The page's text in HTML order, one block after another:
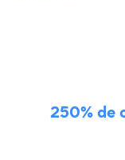
250% de